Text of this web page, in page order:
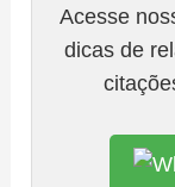
Acesse
dicas de